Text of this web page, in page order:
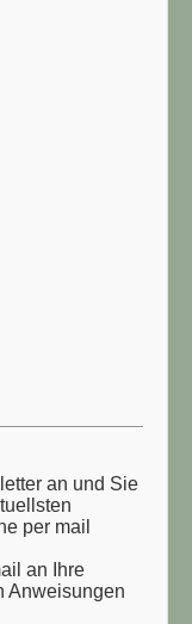
an und Sie
per mail
an Ihre
Anweisungen